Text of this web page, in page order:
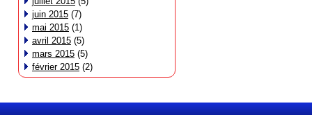
juin 2015 (7)
mai 2015 (1)
avril 2015 (5)
mars 2015 (5)
février 2015 (2)